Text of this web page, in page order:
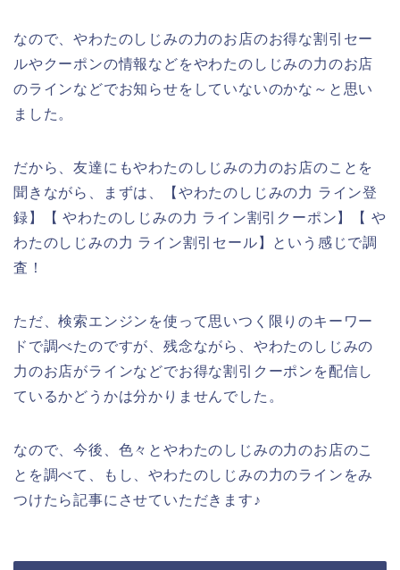
なので、やわたのしじみの力のお店のお得な割引セー
ルやクーポンの情報などをやわたのしじみの力のお店
のラインなどでお知らせをしていないのかな～と思い
ました。
だから、友達にもやわたのしじみの力のお店のことを
聞きながら、まずは、【やわたのしじみの力 ライン登
録】【 やわたのしじみの力 ライン割引クーポン】【 や
わたのしじみの力 ライン割引セール】という感じで調
査！
ただ、検索エンジンを使って思いつく限りのキーワー
ドで調べたのですが、残念ながら、やわたのしじみの
力のお店がラインなどでお得な割引クーポンを配信し
ているかどうかは分かりませんでした。
なので、今後、色々とやわたのしじみの力のお店のこ
とを調べて、もし、やわたのしじみの力のラインをみ
つけたら記事にさせていただきます♪